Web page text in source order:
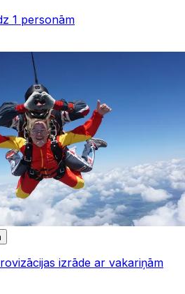
1 personām
izrāde ar vakariņām